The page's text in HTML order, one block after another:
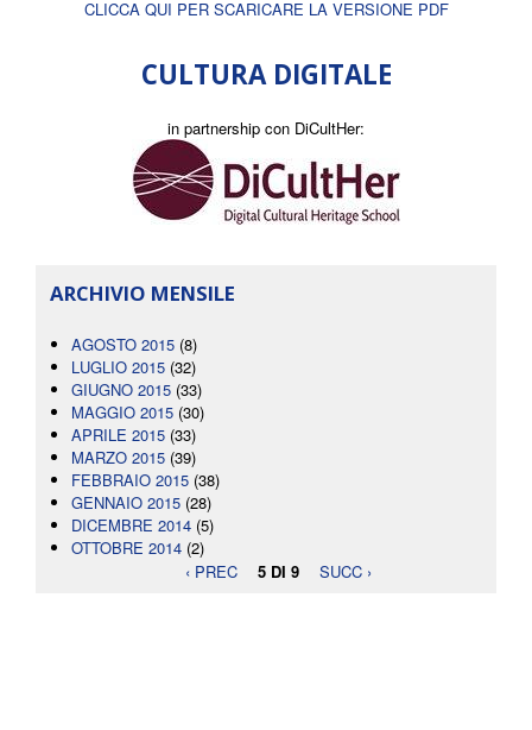
CLICCA QUI PER SCARICARE LA VERSIONE PDF
CULTURA DIGITALE
in partnership con DiCultHer:
ARCHIVIO MENSILE
AGOSTO 2015 (8)
LUGLIO 2015 (32)
GIUGNO 2015 (33)
MAGGIO 2015 (30)
APRILE 2015 (33)
MARZO 2015 (39)
FEBBRAIO 2015 (38)
GENNAIO 2015 (28)
DICEMBRE 2014 (5)
OTTOBRE 2014 (2)
‹ PREC
5 DI 9 SUCC ›